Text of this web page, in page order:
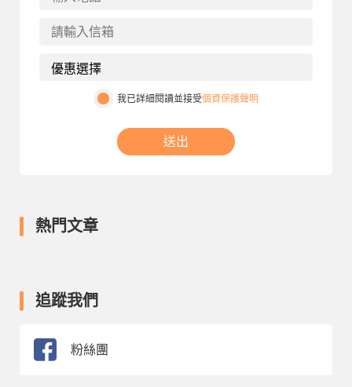
我已詳細閱讀並接受個資保護聲明
送出
熱門文章
追蹤我們
粉絲團